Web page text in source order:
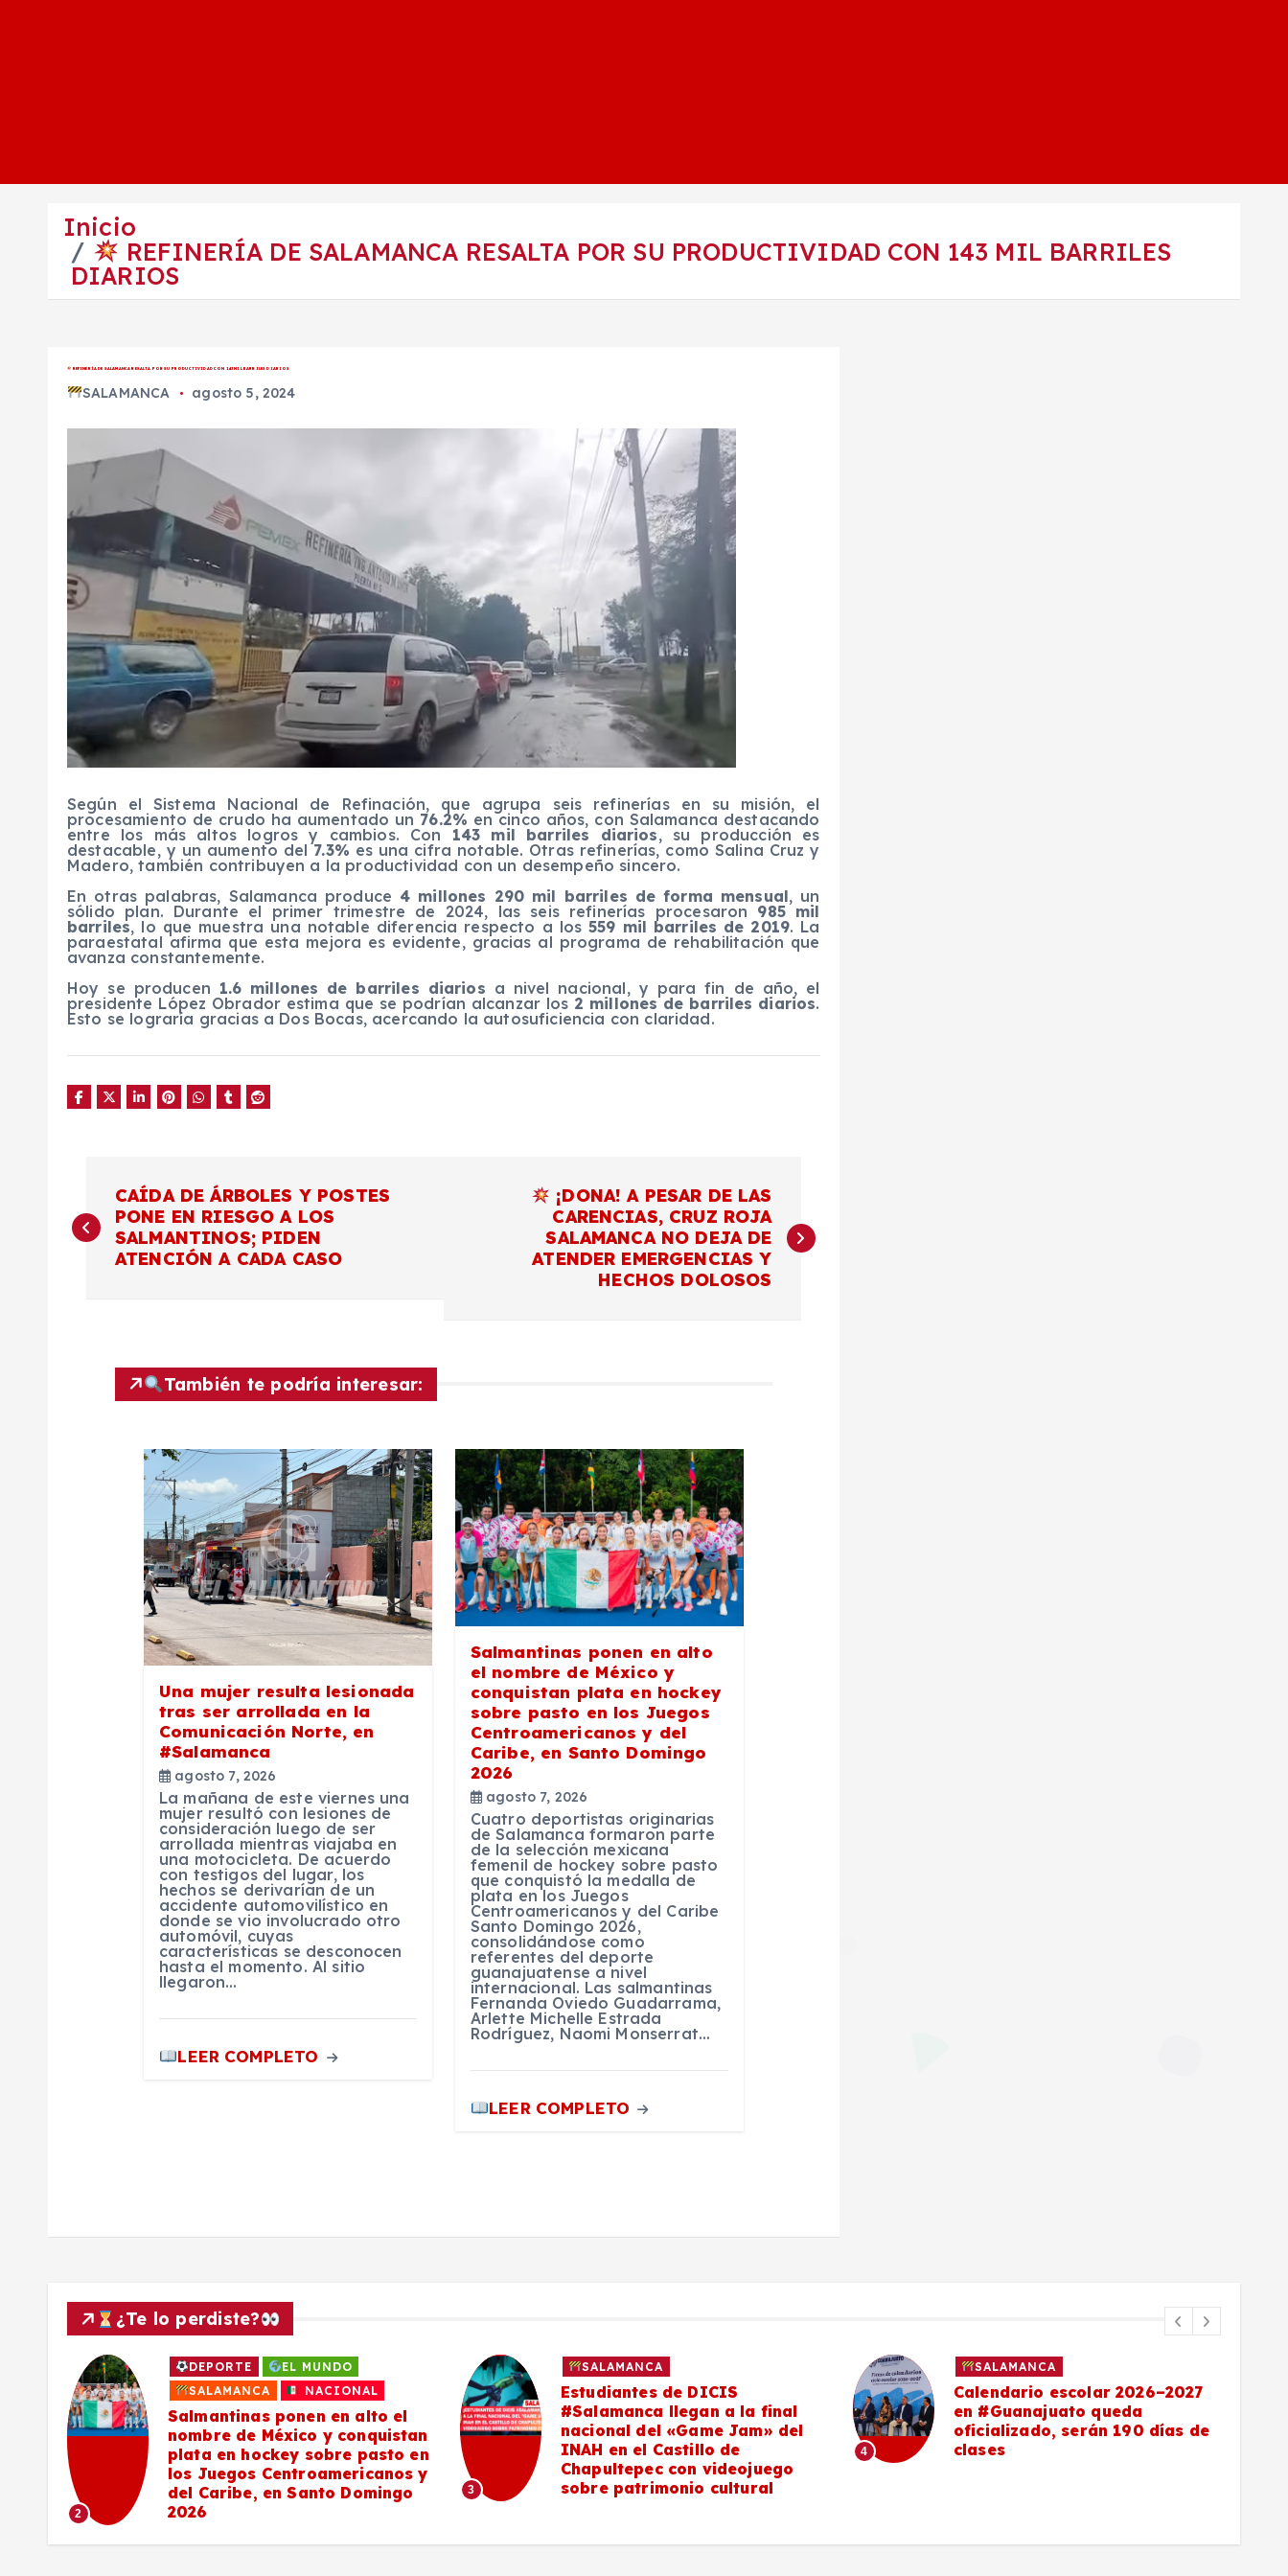
Inicio
REFINERÍA DE SALAMANCA RESALTA POR SU PRODUCTIVIDAD CON 143 MIL BARRILES
DIARIOS
REFINERÍA DE SALAMANCA RESALTA POR SU PRODUCTIVIDAD CON 143 MIL BARRILES DIARIOS
SALAMANCA agosto 5, 2024
Según el Sistema Nacional de Refinación, que agrupa seis refinerías en su misión, el
procesamiento de crudo ha aumentado un 76.2% en cinco años, con Salamanca destacando
entre los más altos logros y cambios. Con 143 mil barriles diarios, su producción es
destacable, y un aumento del7.3% es una cifra notable. Otras refinerías, como Salina Cruz y
Madero, también contribuyen a la productividad con un desempeño sincero.
En otras palabras, Salamanca produce 4 millones 290 mil barriles de forma mensual, un
sólido plan. Durante el primer trimestre de 2024, las seis refinerías procesaron 985 mil
barriles, lo que muestra una notable diferencia respecto a los559 mil barriles de 2019. La
paraestatal afirma que esta mejora es evidente, gracias al programa de rehabilitación que
avanza constantemente.
Hoy se producen 1.6 millones de barriles diarios a nivel nacional, y para fin de año, el
presidente López Obrador estima que se podrían alcanzar los 2 millones de barriles diarios.
Esto se lograría gracias a Dos Bocas, acercando la autosuficiencia con claridad.
a
CAÍDA DE ÁRBOLES Y POSTES
PONE EN RIESGO A LOS
SALMANTINOS; PIDEN
ATENCIÓN A CADA CASO
¡DONA! A PESAR DE LAS
CARENCIAS, CRUZ ROJA
SALAMANCA NO DEJA DE
ATENDER EMERGENCIAS Y
HECHOS DOLOSOS
También te podría interesar:
Una mujer resulta lesionada
tras ser arrollada en la
Comunicación Norte, en
#Salamanca
agosto 7, 2026
La mañana de este viernes una
mujer resultó con lesiones de
consideración luego de ser
arrollada mientras viajaba en
una motocicleta. De acuerdo
con testigos del lugar, los
hechos se derivarían de un
accidente automovilístico en
donde se vio involucrado otro
automóvil, cuyas
características se desconocen
hasta el momento. Al sitio
llegaron…
LEER COMPLETO
Salmantinas ponen en alto
el nombre de México y
conquistan plata en hockey
sobre pasto en los Juegos
Centroamericanos y del
Caribe, en Santo Domingo
2026
agosto 7, 2026
Cuatro deportistas originarias
de Salamanca formaron parte
de la selección mexicana
femenil de hockey sobre pasto
que conquistó la medalla de
plata en los Juegos
Centroamericanos y del Caribe
Santo Domingo 2026,
consolidándose como
referentes del deporte
guanajuatense a nivel
internacional. Las salmantinas
Fernanda Oviedo Guadarrama,
Arlette Michelle Estrada
Rodríguez, Naomi Monserrat…
LEER COMPLETO
¿Te lo perdiste?
2
DEPORTE
EL MUNDO
SALAMANCA
NACIONAL
Salmantinas ponen en alto el
nombre de México y conquistan
plata en hockey sobre pasto en
los Juegos Centroamericanos y
del Caribe, en Santo Domingo
2026
3
SALAMANCA
Estudiantes de DICIS
#Salamanca llegan a la final
nacional del «Game Jam» del
INAH en el Castillo de
Chapultepec con videojuego
sobre patrimonio cultural
4
SALAMANCA
Calendario escolar 2026–2027
en #Guanajuato queda
oficializado, serán 190 días de
clases